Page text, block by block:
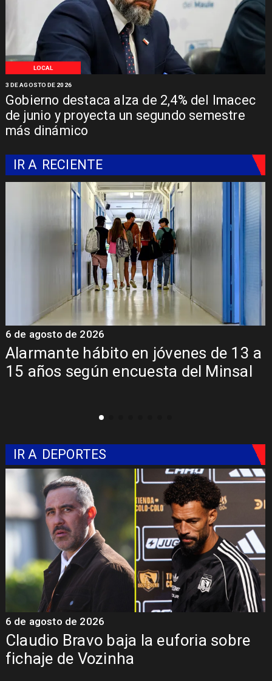
LOCAL
Gobierno destaca alza de 2,4% del Imacec
de junio y proyecta un segundo semestre
más dinámico
3 DE AGOSTO DE 2026
IR A RECIENTE
Alarmante hábito en jóvenes de 13 a
15 años según encuesta del Minsal
6 de agosto de 2026
IR A DEPORTES
Claudio Bravo baja la euforia sobre
fichaje de Vozinha
6 de agosto de 2026